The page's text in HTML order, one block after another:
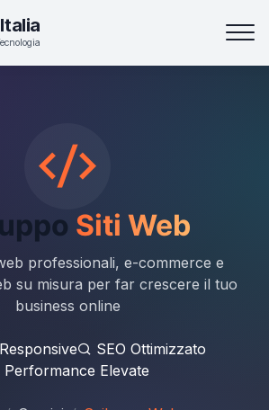
Siti Web
professionali, e-commerce e
su misura per far crescere il tuo
business online
SEO Ottimizzato
Performance Elevate